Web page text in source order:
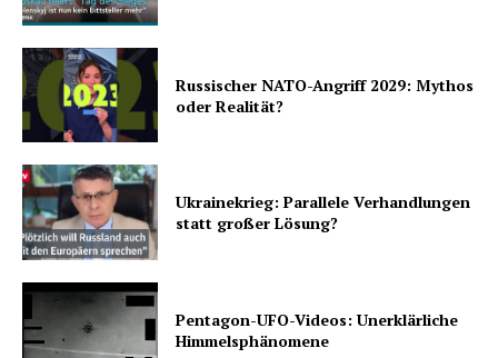
Russischer NATO-Angriff 2029: Mythos
oder Realität?
Ukrainekrieg: Parallele Verhandlungen
statt großer Lösung?
Pentagon-UFO-Videos: Unerklärliche
Himmelsphänomene